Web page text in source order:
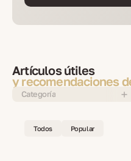
Artículos útiles
y recomendaciones
Categoría
Todos Popular